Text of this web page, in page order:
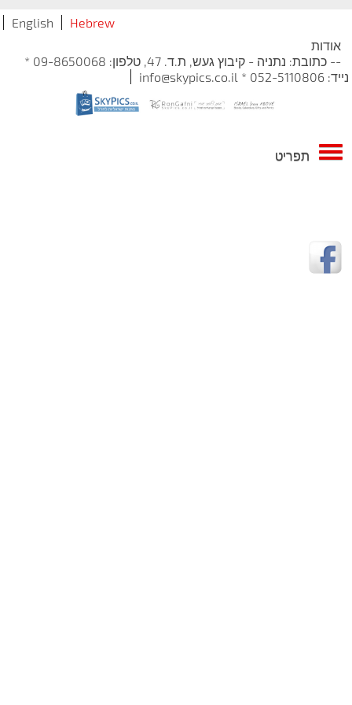
Hebrew
English
אודות
-- כתובת: נתניה - קיבוץ געש, ת.ד. 47, טלפון: 09-8650068 *
נייד: 052-5110806 * info@skypics.co.il
תפריט